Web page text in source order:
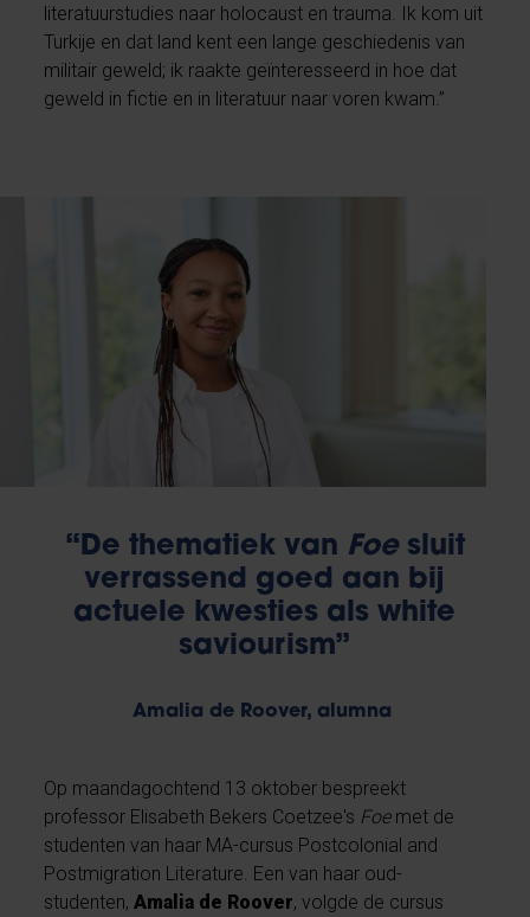
literatuurstudies naar holocaust en trauma. Ik kom uit
Turkije en dat land kent een lange geschiedenis van
militair geweld; ik raakte geïnteresseerd in hoe dat
geweld in fictie en in literatuur naar voren kwam.”
“De thematiek van Foesluit
verrassend goed aan bij
actuele kwesties als white
saviourism”
Amalia de Roover, alumna
Op maandagochtend 13 oktober bespreekt
professor Elisabeth Bekers Coetzee's Foemet de
studenten van haar MA-cursus Postcolonial and
Postmigration Literature. Een van haar oud-
studenten,Amalia de Roover, volgde de cursus